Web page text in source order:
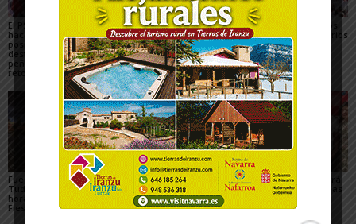
El PSN-PSOE de Tudela
hace un balance
positivo de las fiestas,
destaca el papel de las
peñas y plantea los
retos para mejorarlas
Toquero destaca la
convivencia y la caída
de los delitos en el
balance de las Fiestas
de Santa Ana 2026
Gigantes y Cabezudos
en Tudela 2026: horarios
y recorridos en las
Fiestas de Santa Ana
Fuegos artificiales en
Tudela 2026: días y
horarios durante las
Fiestas de Santa Ana
Qué hacer con niños en
las Fiestas de Tudela
2026
La Revolvedera llenará
de ambiente festivo las
calles de Tudela
durante Santa Ana